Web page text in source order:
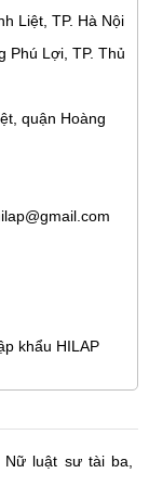
Liệt, TP. Hà Nội
Phú Lợi, TP. Thủ
quận Hoàng
khẩu HILAP
luật sư tài ba,